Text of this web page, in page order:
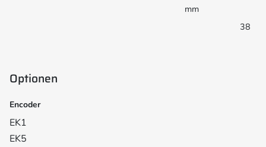
mm
38
Optionen
Encoder
EK1
EK5